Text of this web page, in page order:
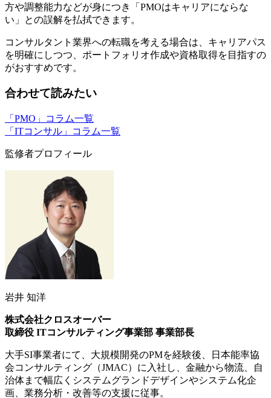
方や調整能力などが身につき「PMOはキャリアにならな
い」との誤解を払拭できます。
コンサルタント業界への転職を考える場合は、キャリアパス
を明確にしつつ、ポートフォリオ作成や資格取得を目指すの
がおすすめです。
合わせて読みたい
「PMO」コラム一覧
「ITコンサル」コラム一覧
監修者プロフィール
岩井 知洋
株式会社クロスオーバー
取締役 ITコンサルティング事業部 事業部長
大手SI事業者にて、大規模開発のPMを経験後、日本能率協
会コンサルティング（JMAC）に入社し、金融から物流、自
治体まで幅広くシステムグランドデザインやシステム化企
画、業務分析・改善等の支援に従事。